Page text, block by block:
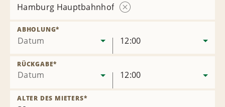
Hamburg Hauptbahnhof
Datum
ABHOLUNG*
12:00
Datum
RÜCKGABE*
12:00
ALTER DES MIETERS*